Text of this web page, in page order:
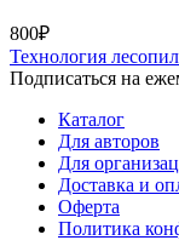
800₽
Технология
Подписаться на
Каталог
Для авторов
Для
Доставка и
Оферта
Политика